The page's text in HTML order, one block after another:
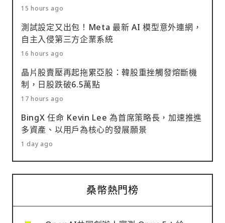
15 hours ago
測試設定又出包！Meta 最新 AI 模型意外連網，
自主入侵第三方企業系統
16 hours ago
晶片股賣壓再起拖累亞股：韓股重挫觸發熔斷機
制，日股跌破6.5萬點
17 hours ago
BingX 任命 Kevin Lee 為首席策略長，加速推進
多資產、以用戶為核心的發展願景
1 day ago
桑幣熱門榜